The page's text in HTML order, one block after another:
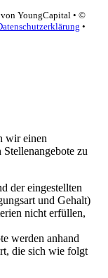
YoungCapital • ©
•
wir einen
zu
der eingestellten
und Gehalt)
nicht erfüllen,
werden anhand
die sich wie folgt